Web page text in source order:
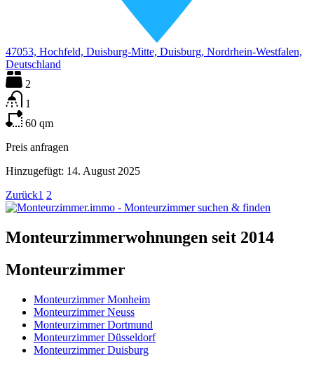
47053, Hochfeld, Duisburg-Mitte, Duisburg, Nordrhein-Westfalen,
Deutschland
2
1
60 qm
Preis anfragen
Hinzugefügt: 14. August 2025
Zurück1 2
Monteurzimmerwohnungen seit 2014
Monteurzimmer
Monteurzimmer Monheim
Monteurzimmer Neuss
Monteurzimmer Dortmund
Monteurzimmer Düsseldorf
Monteurzimmer Duisburg